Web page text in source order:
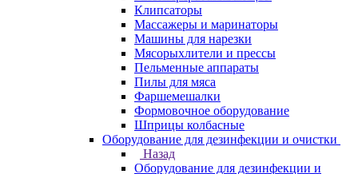
Клипсаторы
Массажеры и маринаторы
Машины для нарезки
Мясорыхлители и прессы
Пельменные аппараты
Пилы для мяса
Фаршемешалки
Формовочное оборудование
Шприцы колбасные
Оборудование для дезинфекции и очистки
Назад
Оборудование для дезинфекции и